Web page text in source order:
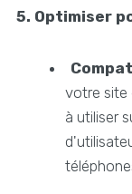
5. Optimiser
votre site
à utiliser